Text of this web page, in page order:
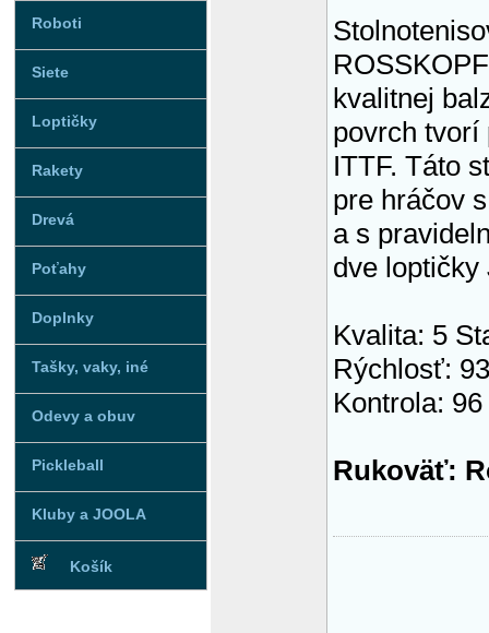
Roboti
Siete
Loptičky
Rakety
Drevá
Poťahy
Doplnky
Tašky, vaky, iné
Odevy a obuv
Pickleball
Kluby a JOOLA
Košík
kvalitnej
povrch tvorí
ITTF. Táto
pre hráčov
a s
dve loptičky
Kvalita: 5
Rýchlosť: 93
Kontrola: 96
Rukoväť: